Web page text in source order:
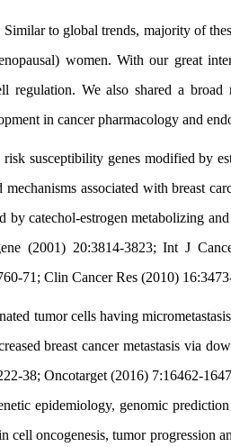
to global trends, majority of
women. With our great
regulation. We also shared a
in cancer pharmacology and
susceptibility genes modified by
associated with breast
catechol-estrogen metabolizing
(2001) 20:3814-3823; Int J
71; Clin Cancer Res (2010)
tumor cells having
breast cancer metastasis via
38; Oncotarget (2016) 7:16462-
epidemiology, genomic
oncogenesis, tumor progression